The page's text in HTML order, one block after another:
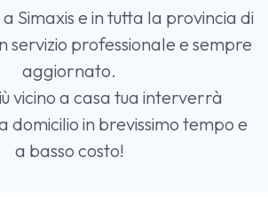
Simaxis e in tutta la provincia di
servizio professionale e sempre
aggiornato.
vicino a casa tua interverrà
domicilio in brevissimo tempo e
a basso costo!